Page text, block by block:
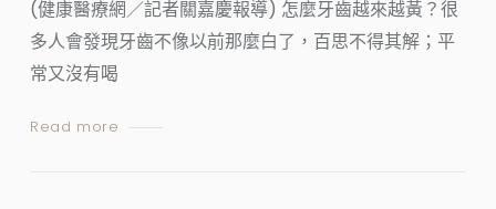
(健康醫療網／記者關嘉慶報導) 怎麼牙齒越來越黃？很
多人會發現牙齒不像以前那麼白了，百思不得其解；平
常又沒有喝
Read more